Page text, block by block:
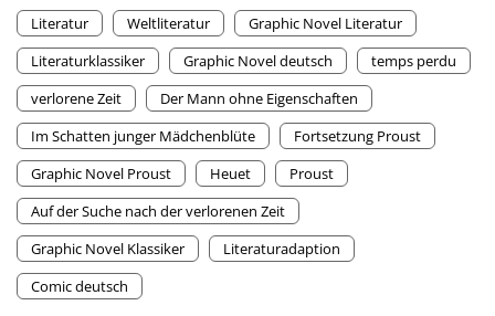
Literatur
Weltliteratur
Graphic Novel Literatur
Literaturklassiker
Graphic Novel deutsch
temps perdu
verlorene Zeit
Der Mann ohne Eigenschaften
Im Schatten junger Mädchenblüte
Fortsetzung Proust
Graphic Novel Proust
Heuet
Proust
Auf der Suche nach der verlorenen Zeit
Graphic Novel Klassiker
Literaturadaption
Comic deutsch